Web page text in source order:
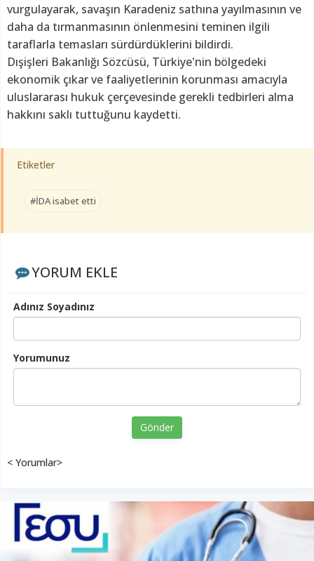
vurgulayarak, savaşın Karadeniz sathına yayılmasının ve
daha da tırmanmasının önlenmesini teminen ilgili
taraflarla temasları sürdürdüklerini bildirdi.
Dışişleri Bakanlığı Sözcüsü, Türkiye'nin bölgedeki
ekonomik çıkar ve faaliyetlerinin korunması amacıyla
uluslararası hukuk çerçevesinde gerekli tedbirleri alma
hakkını saklı tuttuğunu kaydetti.
Etiketler
#İDA isabet etti
YORUM EKLE
Adınız Soyadınız
Yorumunuz
Gönder
< Yorumlar>